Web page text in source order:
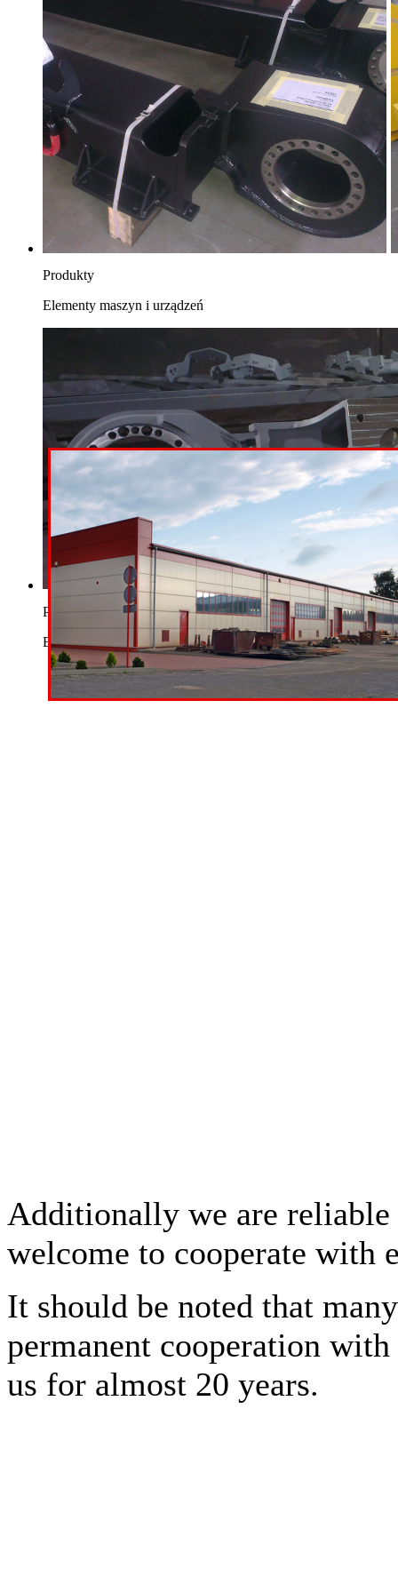
Produkty
Elementy maszyn i urządzeń
Produkty
Elementy maszyn i urządzeń
Additionally we are reliable
welcome to cooperate with
It should be noted that
permanent cooperation
us for almost 20 years.